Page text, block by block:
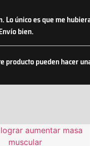
Lo único es que me
bien.
producto pueden hacer